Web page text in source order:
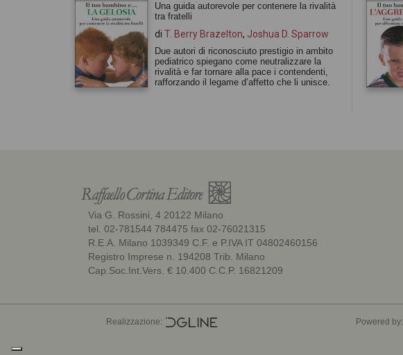
Una guida autorevole per contenere la rivalità
tra fratelli
di T. Berry Brazelton, Joshua D. Sparrow
Due autori di riconosciuto prestigio in ambito
pediatrico spiegano come neutralizzare la
rivalità e far tornare alla pace i contendenti,
rafforzando il legame d’affetto che li unisce.
Via G. Rossini, 4 20122 Milano
tel. 02-781544 784475 fax 02-76021315
R.E.A. Milano 1039349 C.F. e P.IVA IT 04802460156
Registro Imprese n. 194208 Trib. Milano
Cap.Soc.Int.Vers. € 10.400 C.C.P. 16821209
Realizzazione: Powered by: